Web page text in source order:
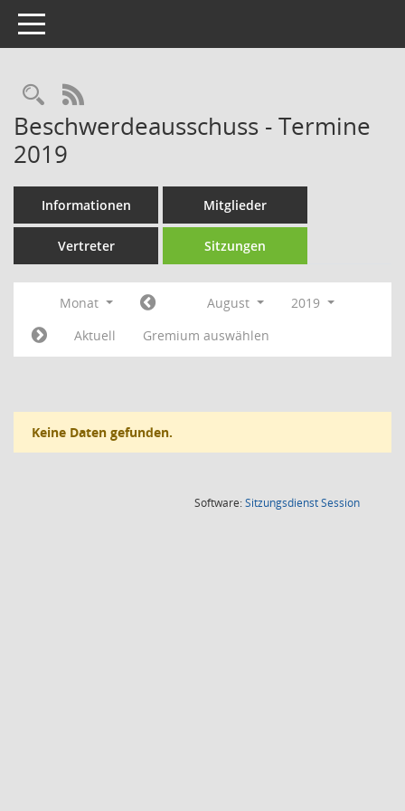
Toggle navigation
Rechercheauswahl
RSS-Feed
Beschwerdeausschuss - Termine
2019
Informationen Mitglieder
Vertreter Sitzungen
Monat August
2019
Aktuell
Gremium auswählen
Keine Daten gefunden.
Software:SitzungsdienstSession(Wird in